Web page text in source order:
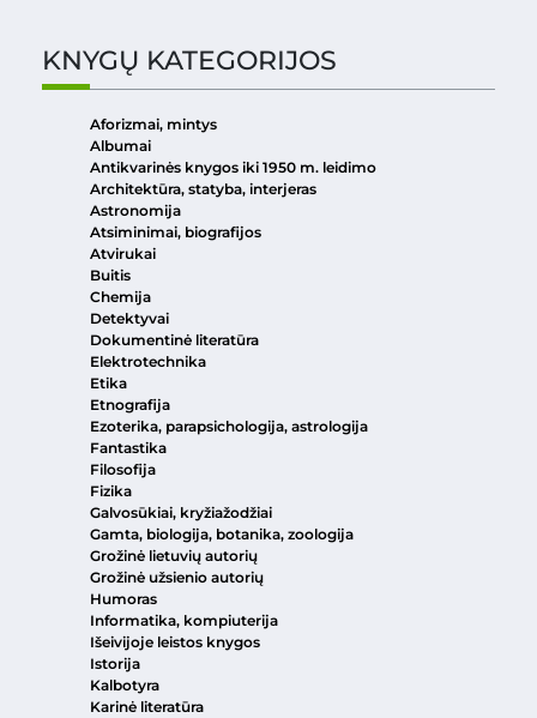
KNYGŲ KATEGORIJOS
Aforizmai, mintys
Albumai
Antikvarinės knygos iki 1950 m. leidimo
Architektūra, statyba, interjeras
Astronomija
Atsiminimai, biografijos
Atvirukai
Buitis
Chemija
Detektyvai
Dokumentinė literatūra
Elektrotechnika
Etika
Etnografija
Ezoterika, parapsichologija, astrologija
Fantastika
Filosofija
Fizika
Galvosūkiai, kryžiažodžiai
Gamta, biologija, botanika, zoologija
Grožinė lietuvių autorių
Grožinė užsienio autorių
Humoras
Informatika, kompiuterija
Išeivijoje leistos knygos
Istorija
Kalbotyra
Karinė literatūra